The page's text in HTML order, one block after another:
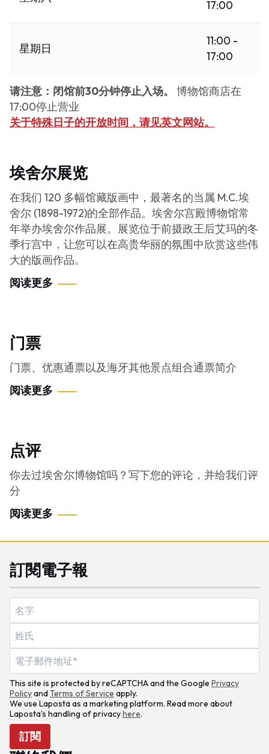
17:00
星期日
11:00 -
17:00
请注意：闭馆前30分钟停止入场。
博物馆商店在
17:00停止营业
关于特殊日子的开放时间，请见英文网站。
埃舍尔展览
在我们 120 多幅馆藏版画中，最著名的当属 M.C.埃
舍尔 (1898-1972)的全部作品。埃舍尔宫殿博物馆常
年举办埃舍尔作品展。展览位于前摄政王后艾玛的冬
季行宫中，让您可以在高贵华丽的氛围中欣赏这些伟
大的版画作品。
阅读更多
门票
门票、优惠通票以及海牙其他景点组合通票简介
阅读更多
点评
你去过埃舍尔博物馆吗？写下您的评论，并给我们评
分
阅读更多
訂閱電子報
This site is protected by reCAPTCHA and the Google Privacy
PolicyandTerms of Service apply.
We use Laposta as a marketing platform. Read more about
Laposta's handling of privacyhere.
訂閱